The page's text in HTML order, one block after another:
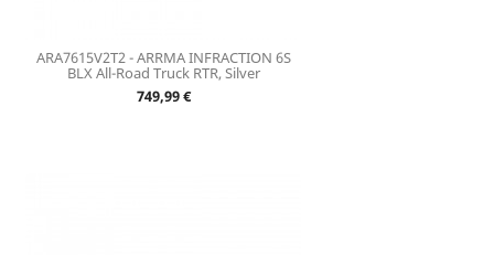
ARA7615V2T2 - ARRMA INFRACTION 6S
BLX All-Road Truck RTR, Silver
Prix
749,99 €